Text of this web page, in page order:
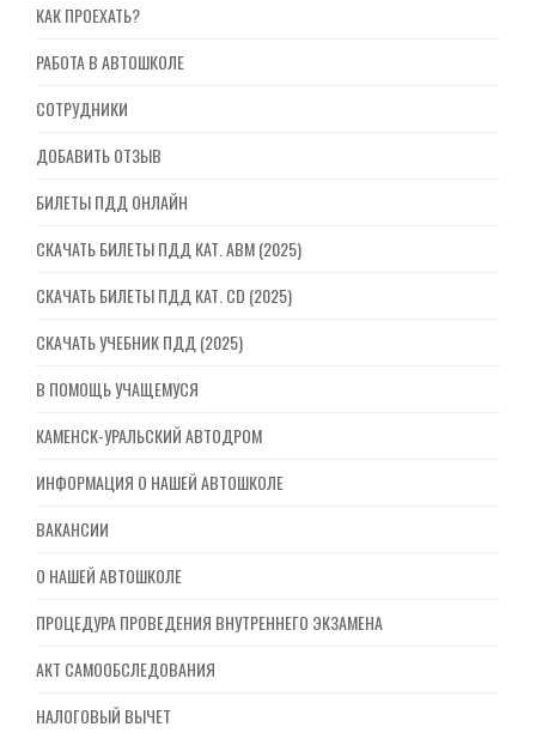
КАК ПРОЕХАТЬ?
РАБОТА В АВТОШКОЛЕ
СОТРУДНИКИ
ДОБАВИТЬ ОТЗЫВ
БИЛЕТЫ ПДД ОНЛАЙН
СКАЧАТЬ БИЛЕТЫ ПДД КАТ. ABM (2025)
СКАЧАТЬ БИЛЕТЫ ПДД КАТ. CD (2025)
СКАЧАТЬ УЧЕБНИК ПДД (2025)
В ПОМОЩЬ УЧАЩЕМУСЯ
КАМЕНСК-УРАЛЬСКИЙ АВТОДРОМ
ИНФОРМАЦИЯ О НАШЕЙ АВТОШКОЛЕ
ВАКАНСИИ
О НАШЕЙ АВТОШКОЛЕ
ПРОЦЕДУРА ПРОВЕДЕНИЯ ВНУТРЕННЕГО ЭКЗАМЕНА
АКТ САМООБСЛЕДОВАНИЯ
НАЛОГОВЫЙ ВЫЧЕТ